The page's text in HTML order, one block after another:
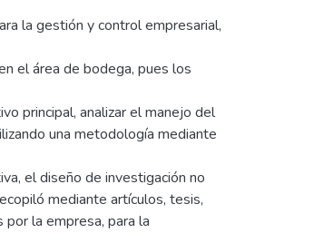
la gestión y control empresarial,
el área de bodega, pues los
principal, analizar el manejo del
una metodología mediante
el diseño de investigación no
mediante artículos, tesis,
la empresa, para la